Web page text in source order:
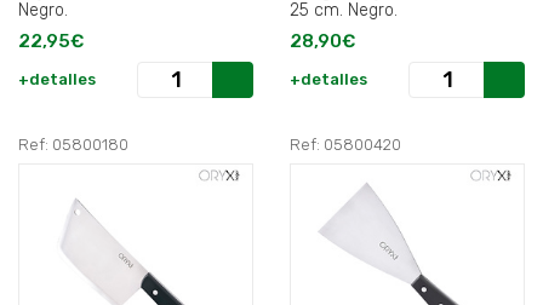
Negro.
22,95€
+detalles
25 cm. Negro.
28,90€
+detalles
Ref: 05800180 Ref: 05800420